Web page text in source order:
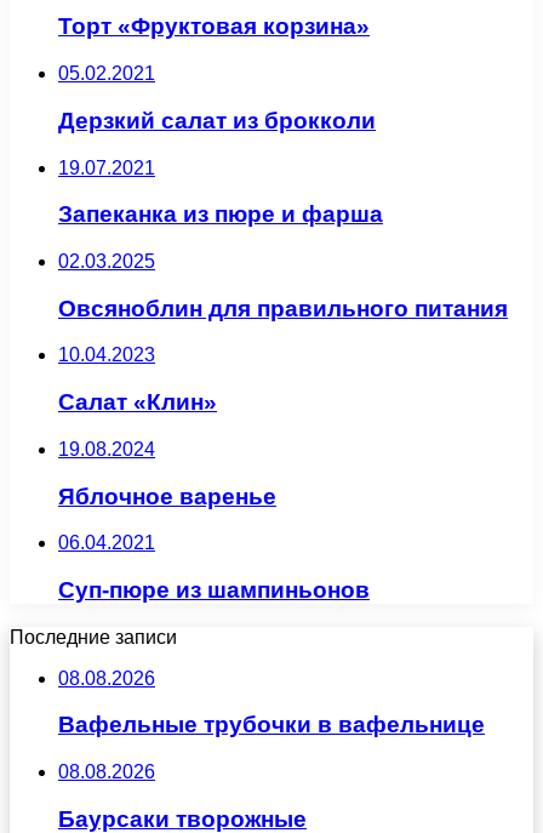
Торт «Фруктовая корзина»
05.02.2021
Дерзкий салат из брокколи
19.07.2021
Запеканка из пюре и фарша
02.03.2025
Овсяноблин для правильного питания
10.04.2023
Салат «Клин»
19.08.2024
Яблочное варенье
06.04.2021
Суп-пюре из шампиньонов
Последние записи
08.08.2026
Вафельные трубочки в вафельнице
08.08.2026
Баурсаки творожные